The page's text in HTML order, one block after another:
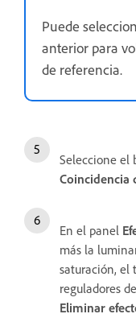
Puede
anterior para
de referencia.
Seleccione el
Coincidencia
En el panel
más la
saturación, el
reguladores
Eliminar